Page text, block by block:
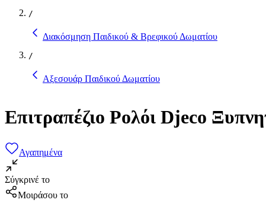
/
Διακόσμηση Παιδικού & Βρεφικού Δωματίου
/
Αξεσουάρ Παιδικού Δωματίου
Επιτραπέζιο Ρολόι Djeco
Αγαπημένα
Σύγκρινέ το
Μοιράσου το